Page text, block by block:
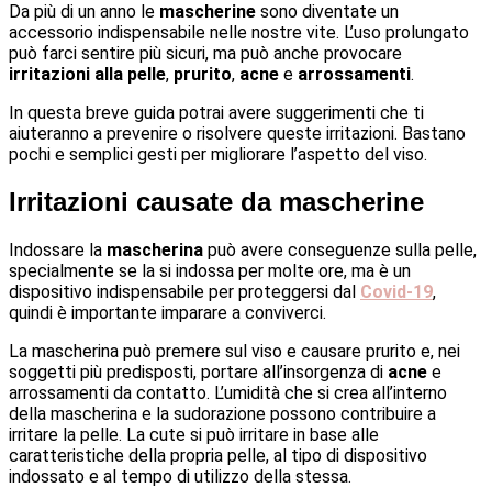
Da più di un anno le mascherine sono diventate un
accessorio indispensabile nelle nostre vite. L’uso prolungato
può farci sentire più sicuri, ma può anche provocare
irritazioni alla pelle, prurito, acne e arrossamenti.
In questa breve guida potrai avere suggerimenti che ti
aiuteranno a prevenire o risolvere queste irritazioni. Bastano
pochi e semplici gesti per migliorare l’aspetto del viso.
Irritazioni causate da mascherine
Indossare la mascherina può avere conseguenze sulla pelle,
specialmente se la si indossa per molte ore, ma è un
dispositivo indispensabile per proteggersi dal Covid-19,
quindi è importante imparare a conviverci.
La mascherina può premere sul viso e causare prurito e, nei
soggetti più predisposti, portare all’insorgenza di acne e
arrossamenti da contatto. L’umidità che si crea all’interno
della mascherina e la sudorazione possono contribuire a
irritare la pelle. La cute si può irritare in base alle
caratteristiche della propria pelle, al tipo di dispositivo
indossato e al tempo di utilizzo della stessa.